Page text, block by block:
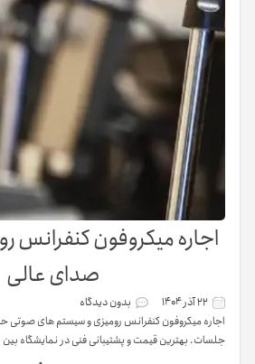
اجاره میکروفون کنفرانس
صدای عالی
۲۲ آذر ۱۴۰۴
بدون دیدگاه
اجاره میکروفون کنفرانس رومیزی و سیستم های صوتی
جلسات. بهترین قیمت و پشتیبانی فنی در نمایشگاه بین